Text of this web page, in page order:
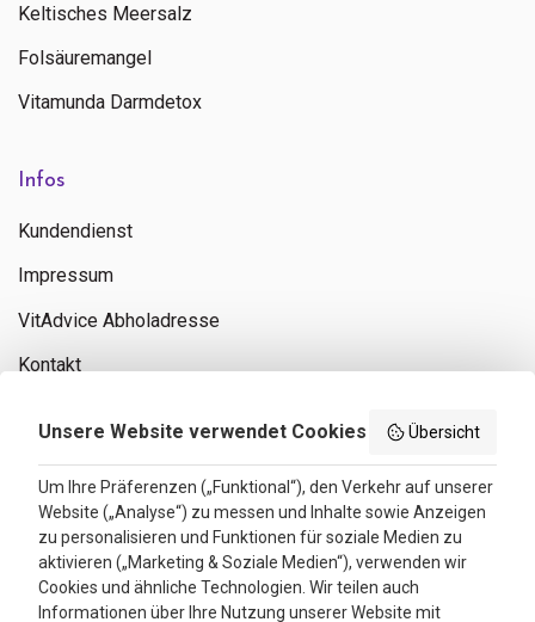
Keltisches Meersalz
Folsäuremangel
Vitamunda Darmdetox
Infos
Kundendienst
Impressum
VitAdvice Abholadresse
Kontakt
Bewertungen
4.3
Google Reviews
Unsere Website verwendet Cookies Übersicht
Um Ihre Präferenzen („Funktional“), den Verkehr auf unserer
Website („Analyse“) zu messen und Inhalte sowie Anzeigen
zu personalisieren und Funktionen für soziale Medien zu
aktivieren („Marketing & Soziale Medien“), verwenden wir
Cookies und ähnliche Technologien. Wir teilen auch
Informationen über Ihre Nutzung unserer Website mit